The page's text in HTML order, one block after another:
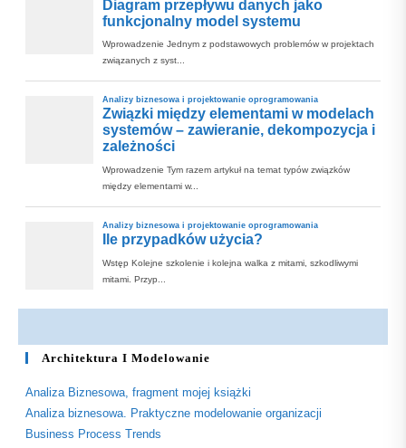
Architektura I Modelowanie
Analiza Biznesowa, fragment mojej książki
Analiza biznesowa. Praktyczne modelowanie organizacji
Business Process Trends